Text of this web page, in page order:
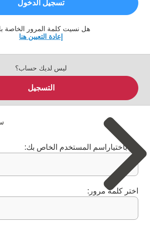
تسجيل الدخول
هل نسيت كلمة المرور الخاصة
إعادة التعيين هنا
ليس لديك حساب؟
التسجيل
قم باختياراسم المستخدم الخاص بك:
اختر كلمة مرور: